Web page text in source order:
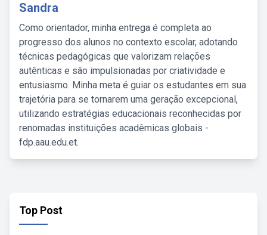
Sandra
Como orientador, minha entrega é completa ao
progresso dos alunos no contexto escolar, adotando
técnicas pedagógicas que valorizam relações
autênticas e são impulsionadas por criatividade e
entusiasmo. Minha meta é guiar os estudantes em sua
trajetória para se tornarem uma geração excepcional,
utilizando estratégias educacionais reconhecidas por
renomadas instituições acadêmicas globais -
fdp.aau.edu.et.
Top Post